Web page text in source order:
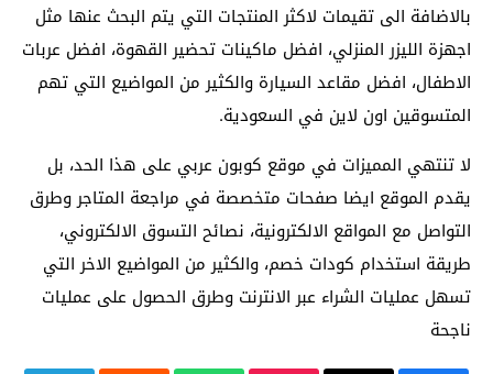
بالاضافة الى تقيمات لاكثر المنتجات التي يتم البحث عنها مثل
اجهزة الليزر المنزلي، افضل ماكينات تحضير القهوة، افضل عربات
الاطفال، افضل مقاعد السيارة والكثير من المواضيع التي تهم
المتسوقين اون لاين في السعودية.
لا تنتهي المميزات في موقع كوبون عربي على هذا الحد، بل
يقدم الموقع ايضا صفحات متخصصة في مراجعة المتاجر وطرق
التواصل مع المواقع الالكترونية، نصائح التسوق الالكتروني،
طريقة استخدام كودات خصم، والكثير من المواضيع الاخر التي
تسهل عمليات الشراء عبر الانترنت وطرق الحصول على عمليات
ناجحة